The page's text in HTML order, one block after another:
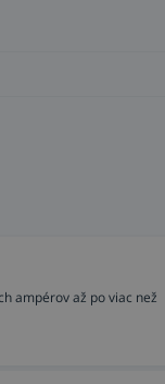
ampérov až po viac než